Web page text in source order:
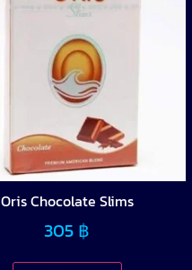
Oris Chocolate Slims
305 ฿